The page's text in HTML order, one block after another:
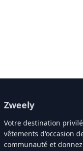
Zweely
Votre destination
vêtements d'occasion
communauté et